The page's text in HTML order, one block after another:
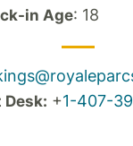
in Age: 18
Desk: +1-407-